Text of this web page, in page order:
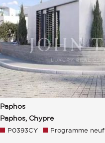
Paphos
Paphos, Chypre
P0393CY Programme neuf